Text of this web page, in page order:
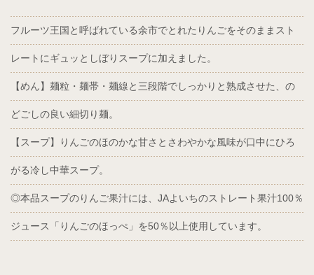
フルーツ王国と呼ばれている余市でとれたりんごをそのままスト
レートにギュッとしぼりスープに加えました。
【めん】麺粒・麺帯・麺線と三段階でしっかりと熟成させた、の
どごしの良い細切り麺。
【スープ】りんごのほのかな甘さとさわやかな風味が口中にひろ
がる冷し中華スープ。
◎本品スープのりんご果汁には、JAよいちのストレート果汁100％
ジュース「りんごのほっぺ」を50％以上使用しています。